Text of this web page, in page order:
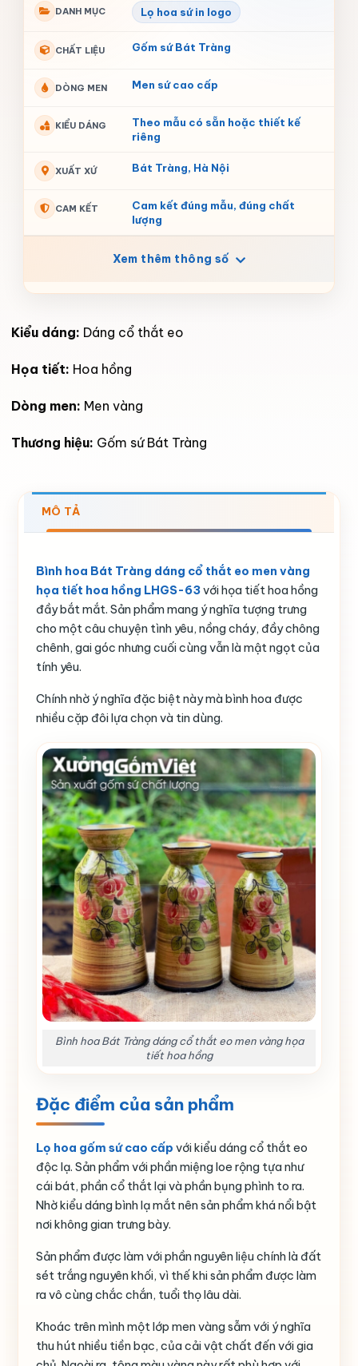
DANH MỤC Lọ hoa sứ in logo
CHẤT LIỆU Gốm sứ Bát Tràng
DÒNG MEN Men sứ cao cấp
KIỂU DÁNG
Theo mẫu có sẵn hoặc thiết kế
riêng
XUẤT XỨ Bát Tràng, Hà Nội
CAM KẾT
Cam kết đúng mẫu, đúng chất
lượng
Xem thêm thông số
Kiểu dáng: Dáng cổ thắt eo
Họa tiết: Hoa hồng
Dòng men: Men vàng
Thương hiệu: Gốm sứ Bát Tràng
MÔ TẢ
Bình hoa Bát Tràng dáng cổ thắt eo men vàng
họa tiết hoa hồng LHGS-63với họa tiết hoa hồng
đầy bắt mắt. Sản phẩm mang ý nghĩa tượng trưng
cho một câu chuyện tình yêu, nồng cháy, đầy chông
chênh, gai góc nhưng cuối cùng vẫn là mật ngọt của
tính yêu.
Chính nhờ ý nghĩa đặc biệt này mà bình hoa được
nhiều cặp đôi lựa chọn và tin dùng.
Bình hoa Bát Tràng dáng cổ thắt eo men vàng họa
tiết hoa hồng
Đặc điểm của sản phẩm
Lọ hoa gốm sứ cao cấp với kiểu dáng cổ thắt eo
độc lạ. Sản phẩm với phần miệng loe rộng tựa như
cái bát, phần cổ thắt lại và phần bụng phình to ra.
Nhờ kiểu dáng bình lạ mắt nên sản phẩm khá nổi bật
nơi không gian trưng bày.
Sản phẩm được làm với phần nguyên liệu chính là đất
sét trắng nguyên khối, vì thế khi sản phẩm được làm
ra vô cùng chắc chắn, tuổi thọ lâu dài.
Khoác trên mình một lớp men vàng sẫm với ý nghĩa
thu hút nhiều tiền bạc, của cải vật chất đến với gia